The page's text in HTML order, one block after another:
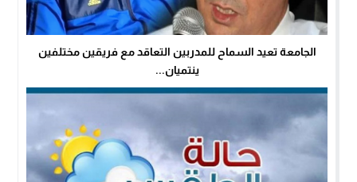
الجامعة تعيد السماح للمدربين التعاقد مع فريقين مختلفين
ينتميان...